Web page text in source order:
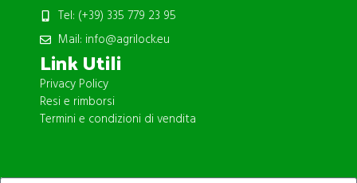
Tel: (+39) 335 779 23 95
Mail: info@agrilock.eu
Link Utili
Privacy Policy
Resi e rimborsi
Termini e condizioni di vendita